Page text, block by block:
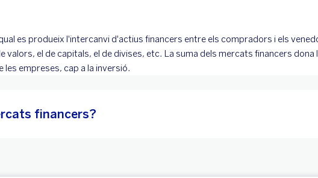
es produeix l'intercanvi d'actius financers entre els compradors i els
el de capitals, el de divises, etc. La suma dels mercats financers dona
les empreses, cap a la inversió.
financers?